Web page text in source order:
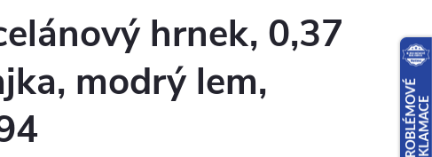
hrnek, 0,37
modrý lem,